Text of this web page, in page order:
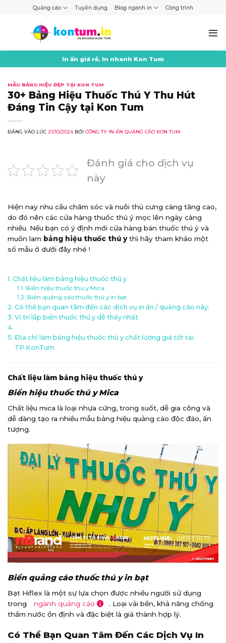
Quảng cáo Tuyển dụng Blog ngành in Công trình
In ấn giá rẻ, In nhanh Kon Tum
MẪU BẢNG HIỆU ĐẸP TẠI KON TUM
30+ Bảng Hiệu Thuốc Thú Y Thu Hút
Đáng Tin Cậy tại Kon Tum
ĐĂNG VÀO LÚC 21/10/2024BỞI CÔNG TY IN ẤN QUẢNG CÁO KON TUM
Đánh giá cho dịch vụ
này
Hiện nay nhu cầu chăm sóc và nuôi thú cưng càng tăng cao,
do đó nên các cửa hàng thuốc thú ý mọc lên ngày càng
nhiều. Nếu bạn có ý định mới cửa hàng bán thuốc thú ý và
muốn lam bảng hiệu thuốc thú ythì hãy tham khảo một
số mẫu ở dưới đây nhé !
Chất liệu làm bảng hiệu thuốc thú y
Biển hiệu thuốc thú y Mica
Biển quảng cáo thuốc thú y in bạt
Có thể bạn quan tâm đến các dịch vụ in ấn / quảng cáo này:
Vị trí lắp biển thuốc thú y dễ thấy nhất
Địa chỉ làm bảng hiệu thuốc thú y chất lượng giá tốt tại
TP.KonTum
Chất liệu làm bảng hiệu thuốc thú y
Biển hiệu thuốc thú y Mica
Chất liệu mica là loại nhựa cứng, trong suốt, dễ gia công và
dễ dàng tạo ra nhiều mẫu bảng hiệu quảng cáo độc đáo, ấn
tượng.
Biển quảng cáo thuốc thú y in bạt
Bạt Hiflex là một sự lựa chọn được nhiều người sử dụng
trong
ngành quảng cáo
. Loại vải bền, khả năng chống
thấm nước ổn định và đặc biệt là giá thành hợp lý.
Có Thể Bạn Quan Tâm Đến Các Dịch Vụ In